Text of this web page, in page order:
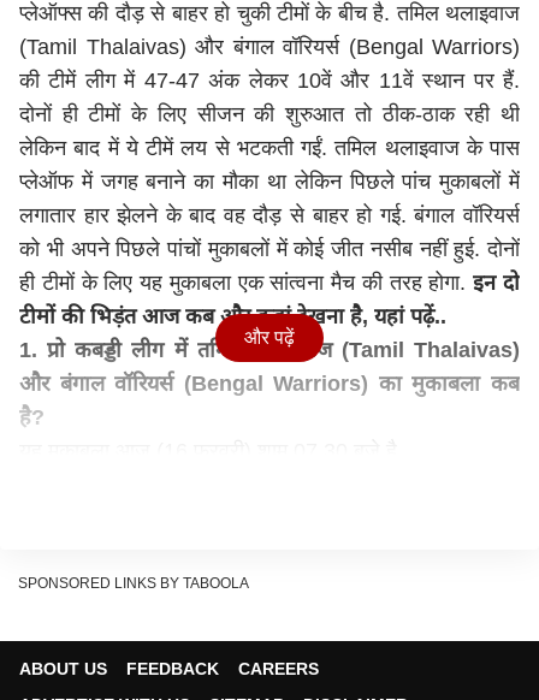
प्लेऑफ्स की दौड़ से बाहर हो चुकी टीमों के बीच है. तमिल थलाइवाज
(Tamil Thalaivas) और बंगाल वॉरियर्स (Bengal Warriors)
की टीमें लीग में 47-47 अंक लेकर 10वें और 11वें स्थान पर हैं.
दोनों ही टीमों के लिए सीजन की शुरुआत तो ठीक-ठाक रही थी
लेकिन बाद में ये टीमें लय से भटकती गईं. तमिल थलाइवाज के पास
प्लेऑफ में जगह बनाने का मौका था लेकिन पिछले पांच मुकाबलों में
लगातार हार झेलने के बाद वह दौड़ से बाहर हो गई. बंगाल वॉरियर्स
को भी अपने पिछले पांचों मुकाबलों में कोई जीत नसीब नहीं हुई. दोनों
ही टीमों के लिए यह मुकाबला एक सांत्वना मैच की तरह होगा.इन दो
टीमों की भिड़ंत आज कब और कहां देखना है, यहां पढ़ें..
1. प्रो कबड्डी लीग में तमिल थलाइवाज (Tamil Thalaivas)
और बंगाल वॉरियर्स (Bengal Warriors) का मुकाबला कब
है?
3. मैच किस चैनल पर देख सकते हैं?
और पढ़ें
SPONSORED LINKS BY TABOOLA
ABOUT US FEEDBACK
CAREERS